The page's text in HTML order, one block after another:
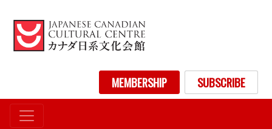
イ
ン
コ
テ
ン
User account menuMEMBERSHIP SUBSCRIBE